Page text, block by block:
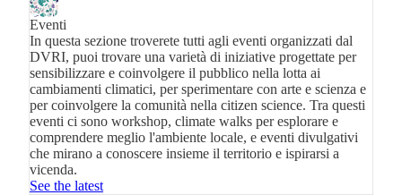
Eventi
In questa sezione troverete tutti agli eventi organizzati dal
DVRI, puoi trovare una varietà di iniziative progettate per
sensibilizzare e coinvolgere il pubblico nella lotta ai
cambiamenti climatici, per sperimentare con arte e scienza e
per coinvolgere la comunità nella citizen science. Tra questi
eventi ci sono workshop, climate walks per esplorare e
comprendere meglio l'ambiente locale, e eventi divulgativi
che mirano a conoscere insieme il territorio e ispirarsi a
vicenda.
See the latest